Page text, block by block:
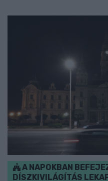
A NAPOKBAN
DÍSZKIVILÁGÍTÁS